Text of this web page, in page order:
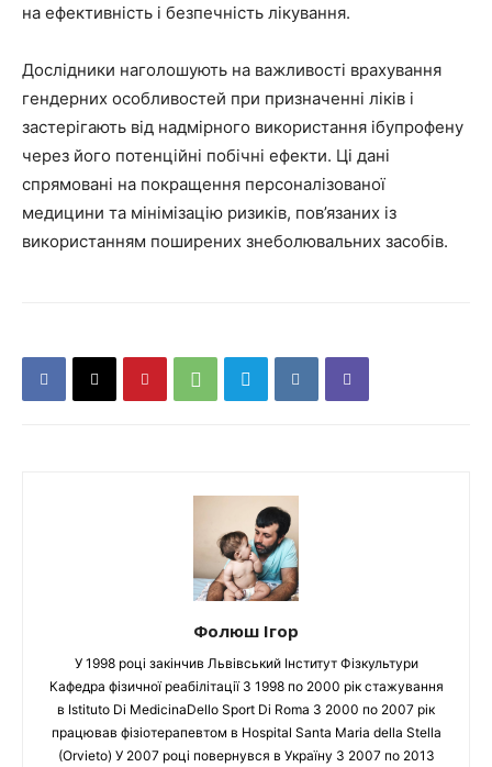
на ефективність і безпечність лікування.
Дослідники наголошують на важливості врахування
гендерних особливостей при призначенні ліків і
застерігають від надмірного використання ібупрофену
через його потенційні побічні ефекти. Ці дані
спрямовані на покращення персоналізованої
медицини та мінімізацію ризиків, пов’язаних із
використанням поширених знеболювальних засобів.
Фолюш Ігор
У 1998 році закінчив Львівський Інститут Фізкультури
Кафедра фізичної реабілітації З 1998 по 2000 рік стажування
в Istituto Di MedicinaDello Sport Di Roma З 2000 по 2007 рік
працював фізіотерапевтом в Hospital Santa Maria della Stella
(Orvieto) У 2007 році повернувся в Україну З 2007 по 2013